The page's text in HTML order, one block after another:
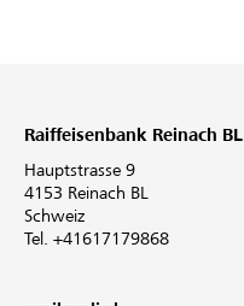
Raiffeisenbank Reinach BL
Hauptstrasse 9
4153 Reinach BL
Schweiz
Tel. +41617179868